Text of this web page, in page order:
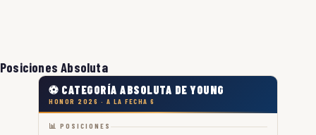
Posiciones Absoluta
⚽ CATEGORÍA ABSOLUTA DE YOUNG
HONOR 2026 · A LA FECHA 6
📊 POSICIONES